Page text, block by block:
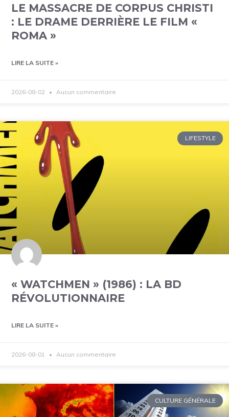
LE MASSACRE DE CORPUS CHRISTI
: LE DRAME DERRIÈRE LE FILM «
ROMA »
LIRE LA SUITE »
2026-08-02 Aucun commentaire
LIFESTYLE
« WATCHMEN » (1986) : LA BD
RÉVOLUTIONNAIRE
LIRE LA SUITE »
2026-08-01 Aucun commentaire
CULTURE GÉNÉRALE